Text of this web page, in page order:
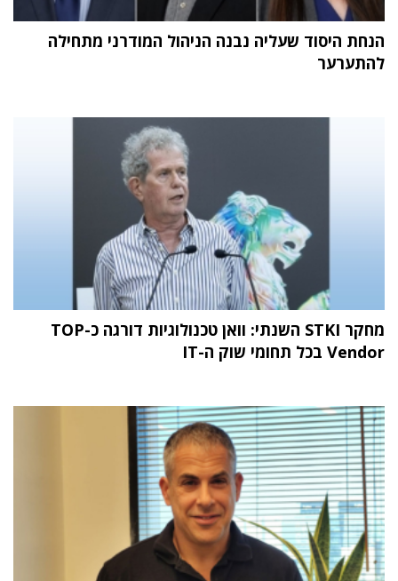
הנחת היסוד שעליה נבנה הניהול המודרני מתחילה
להתערער
מחקר STKI השנתי: וואן טכנולוגיות דורגה כ-TOP
Vendor בכל תחומי שוק ה-IT